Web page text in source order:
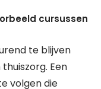
cursussen
te blijven
Een
volgen die